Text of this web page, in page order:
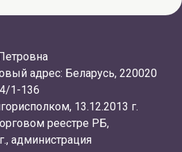
адрес: Беларусь, 220020
1-136
13.12.2013 г.
реестре РБ,
администрация